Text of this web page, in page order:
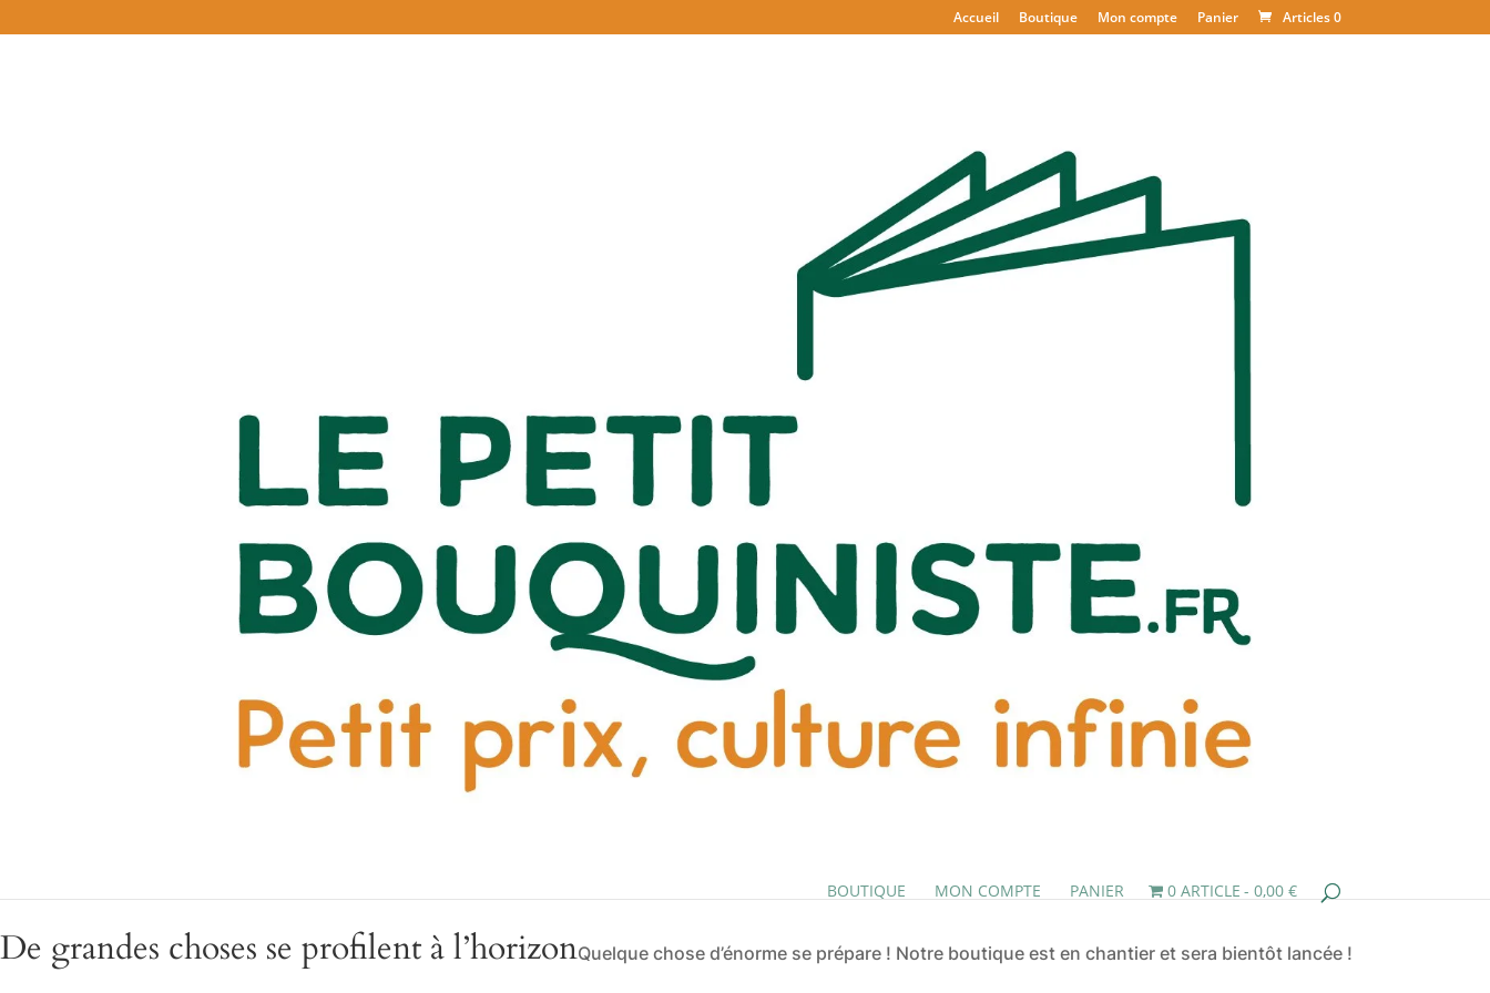
Accueil Boutique Mon compte Panier Articles 0
BOUTIQUE MON COMPTE PANIER 0 ARTICLE 0,00 €
De grandes choses se profilent à l’horizonQuelque chose d’énorme se prépare ! Notre boutique est en chantier et sera bientôt lancée !